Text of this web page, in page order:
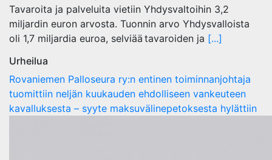
Tavaroita ja palveluita vietiin Yhdysvaltoihin 3,2
miljardin euron arvosta. Tuonnin arvo Yhdysvalloista
oli 1,7 miljardia euroa, selviää tavaroiden ja [...]
Urheilua
Rovaniemen Palloseura ry:n entinen toiminnanjohtaja
tuo­mit­tiin neljän kuu­kau­den eh­dol­li­seen van­keu­teen
ka­val­luk­ses­ta – syyte mak­su­vä­li­ne­pe­tok­ses­ta hy­lät­tiin